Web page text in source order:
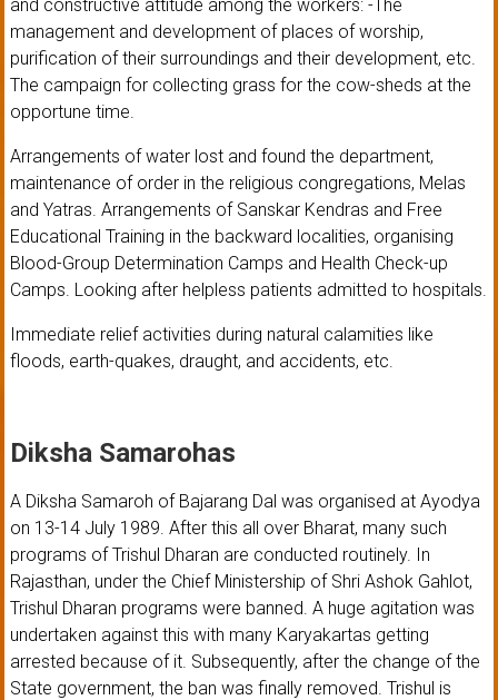
and constructive attitude among the workers: -The
management and development of places of worship,
purification of their surroundings and their development, etc.
The campaign for collecting grass for the cow-sheds at the
opportune time.
Arrangements of water lost and found the department,
maintenance of order in the religious congregations, Melas
and Yatras. Arrangements of Sanskar Kendras and Free
Educational Training in the backward localities, organising
Blood-Group Determination Camps and Health Check-up
Camps. Looking after helpless patients admitted to hospitals.
Immediate relief activities during natural calamities like
floods, earth-quakes, draught, and accidents, etc.
Diksha Samarohas
A Diksha Samaroh of Bajarang Dal was organised at Ayodya
on 13-14 July 1989. After this all over Bharat, many such
programs of Trishul Dharan are conducted routinely. In
Rajasthan, under the Chief Ministership of Shri Ashok Gahlot,
Trishul Dharan programs were banned. A huge agitation was
undertaken against this with many Karyakartas getting
arrested because of it. Subsequently, after the change of the
State government, the ban was finally removed. Trishul is